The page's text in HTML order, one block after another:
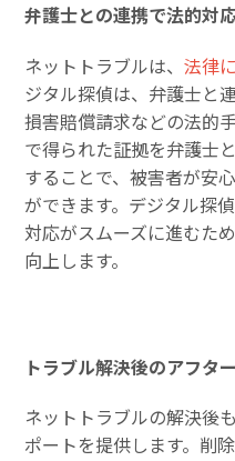
弁護士との連携で法的対
ネットトラブルは、法律
ジタル探偵は、弁護士と
損害賠償請求などの法的
で得られた証拠を弁護士
することで、被害者が安
ができます。デジタル探
対応がスムーズに進むた
向上します。
トラブル解決後のアフタ
ネットトラブルの解決後
ポートを提供します。削